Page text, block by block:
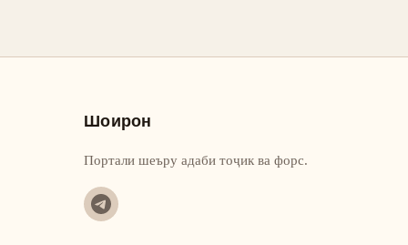
Шоирон
Портали шеъру адаби тоҷик ва форс.